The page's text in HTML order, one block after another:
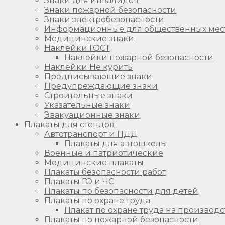
Знаки пожарной безопасности
Знаки электробезопасности
Информационные для общественных
Медицинские знаки
Наклейки ГОСТ
Наклейки пожарной безопасности
Наклейки Не курить
Предписывающие знаки
Предупреждающие знаки
Строительные знаки
Указательные знаки
Эвакуационные знаки
Плакаты для стендов
Автотранспорт и ПДД
Плакаты для автошколы
Военные и патриотические
Медицинские плакаты
Плакаты безопасности работ
Плакаты ГО и ЧС
Плакаты по безопасности для детей
Плакаты по охране труда
Плакат по охране труда на
Плакаты по пожарной безопасности